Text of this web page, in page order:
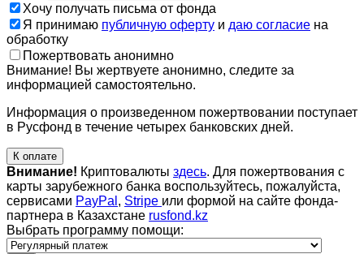
Хочу получать письма от фонда
Я принимаю публичную оферту и даю согласие на
обработку
Пожертвовать анонимно
Внимание! Вы жертвуете анонимно, следите за
информацией самостоятельно.
Информация о произведенном пожертвовании поступает
в Русфонд в течение четырех банковских дней.
К оплате
Внимание! Криптовалюты здесь. Для пожертвования с
карты зарубежного банка воспользуйтесь, пожалуйста,
сервисами PayPal , Stripe или формой на сайте фонда-
партнера в Казахстане rusfond.kz
Выбрать программу помощи: